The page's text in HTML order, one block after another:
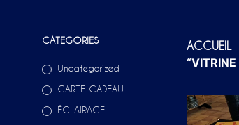
CATEGORIES
Uncategorized
CARTE CADEAU
ÉCLAIRAGE
ACCUEIL